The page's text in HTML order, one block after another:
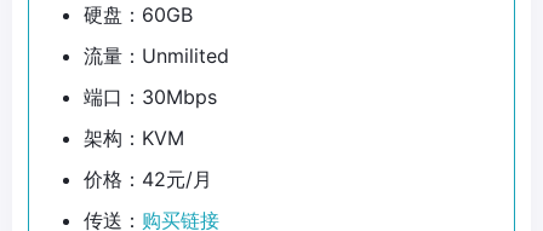
硬盘：60GB
流量：Unmilited
端口：30Mbps
架构：KVM
价格：42元/月
传送： 购买链接